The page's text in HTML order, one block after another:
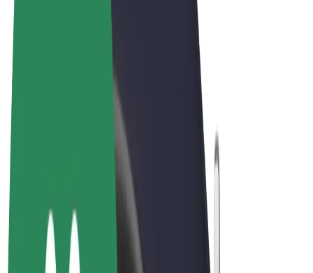
Bolt Food
Bolt Drive
Bolt for Business